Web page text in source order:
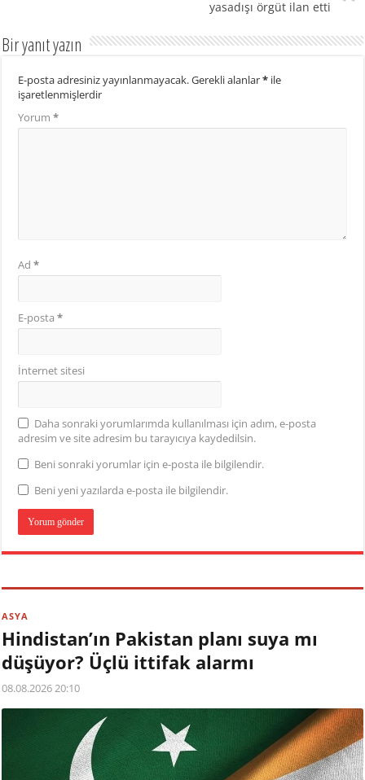
yasadışı örgüt ilan etti
Bir yanıt yazın
E-posta adresiniz yayınlanmayacak.Gerekli alanlar* ile
işaretlenmişlerdir
Yorum*
Ad*
E-posta*
İnternet sitesi
Daha sonraki yorumlarımda kullanılması için adım, e-posta
adresim ve site adresim bu tarayıcıya kaydedilsin.
Beni sonraki yorumlar için e-posta ile bilgilendir.
Beni yeni yazılarda e-posta ile bilgilendir.
ASYA
Hindistan’ın Pakistan planı suya mı
düşüyor? Üçlü ittifak alarmı
08.08.2026 20:10